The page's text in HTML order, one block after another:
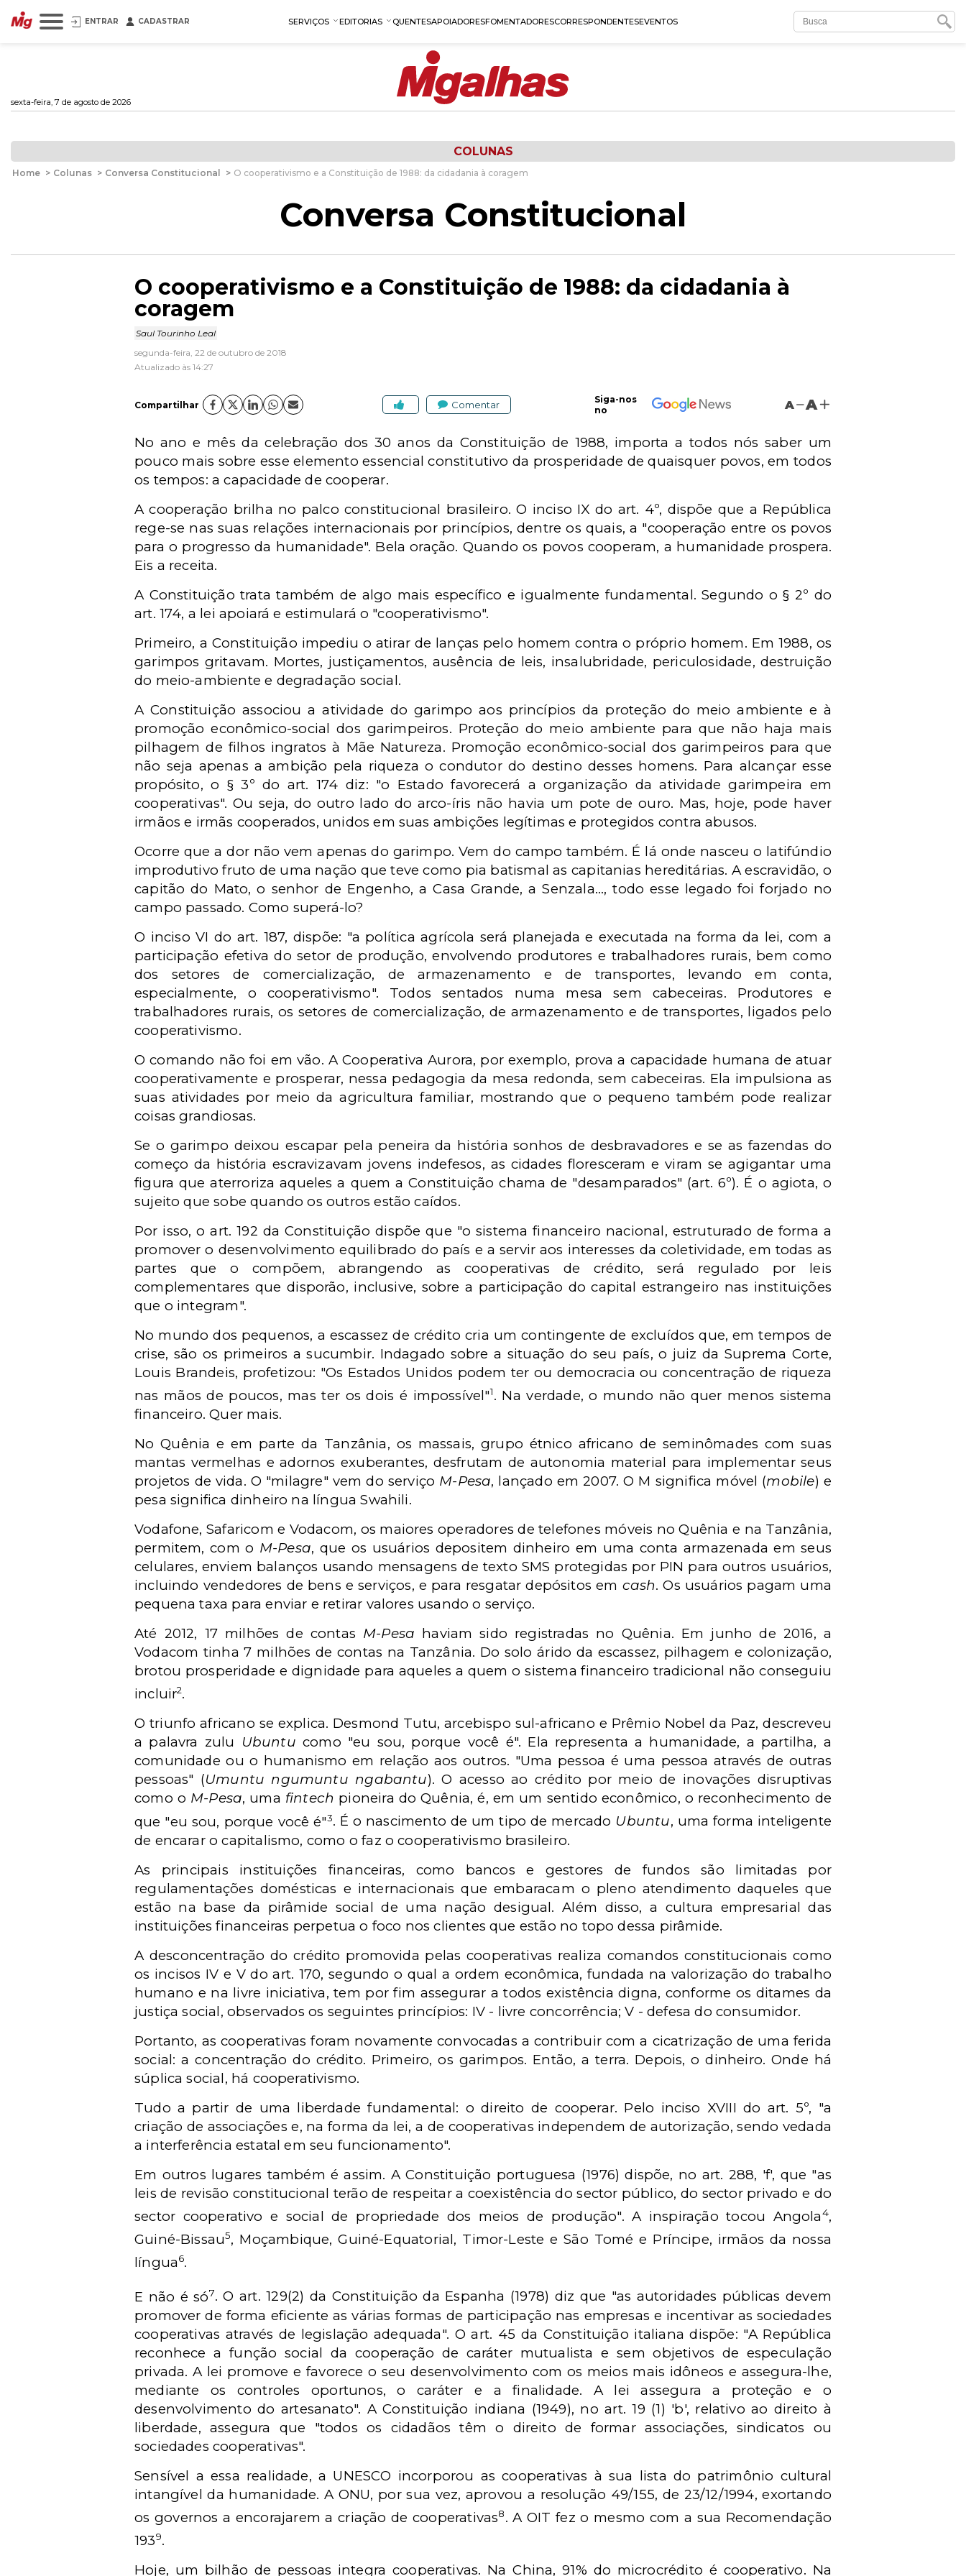
ENTRAR CADASTRAR SERVIÇOS EDITORIAS QUENTESAPOIADORESFOMENTADORESCORRESPONDENTESEVENTOS
sexta-feira, 7 de agosto de 2026
COLUNAS
Home > Colunas > Conversa Constitucional > O cooperativismo e a Constituição de 1988: da cidadania à coragem
Conversa Constitucional
O cooperativismo e a Constituição de 1988: da cidadania à
coragem
Saul Tourinho Leal
segunda-feira, 22 de outubro de 2018
Atualizado às 14:27
Compartilhar Comentar
Siga-nos
no
A A
No ano e mês da celebração dos 30 anos da Constituição de 1988, importa a todos nós saber um
pouco mais sobre esse elemento essencial constitutivo da prosperidade de quaisquer povos, em todos
os tempos: a capacidade de cooperar.
A cooperação brilha no palco constitucional brasileiro. O inciso IX do art. 4º, dispõe que a República
rege-se nas suas relações internacionais por princípios, dentre os quais, a "cooperação entre os povos
para o progresso da humanidade". Bela oração. Quando os povos cooperam, a humanidade prospera.
Eis a receita.
A Constituição trata também de algo mais específico e igualmente fundamental. Segundo o § 2º do
art. 174, a lei apoiará e estimulará o "cooperativismo".
Primeiro, a Constituição impediu o atirar de lanças pelo homem contra o próprio homem. Em 1988, os
garimpos gritavam. Mortes, justiçamentos, ausência de leis, insalubridade, periculosidade, destruição
do meio-ambiente e degradação social.
A Constituição associou a atividade do garimpo aos princípios da proteção do meio ambiente e à
promoção econômico-social dos garimpeiros. Proteção do meio ambiente para que não haja mais
pilhagem de filhos ingratos à Mãe Natureza. Promoção econômico-social dos garimpeiros para que
não seja apenas a ambição pela riqueza o condutor do destino desses homens. Para alcançar esse
propósito, o § 3º do art. 174 diz: "o Estado favorecerá a organização da atividade garimpeira em
cooperativas". Ou seja, do outro lado do arco-íris não havia um pote de ouro. Mas, hoje, pode haver
irmãos e irmãs cooperados, unidos em suas ambições legítimas e protegidos contra abusos.
Ocorre que a dor não vem apenas do garimpo. Vem do campo também. É lá onde nasceu o latifúndio
improdutivo fruto de uma nação que teve como pia batismal as capitanias hereditárias. A escravidão, o
capitão do Mato, o senhor de Engenho, a Casa Grande, a Senzala..., todo esse legado foi forjado no
campo passado. Como superá-lo?
O inciso VI do art. 187, dispõe: "a política agrícola será planejada e executada na forma da lei, com a
participação efetiva do setor de produção, envolvendo produtores e trabalhadores rurais, bem como
dos setores de comercialização, de armazenamento e de transportes, levando em conta,
especialmente, o cooperativismo". Todos sentados numa mesa sem cabeceiras. Produtores e
trabalhadores rurais, os setores de comercialização, de armazenamento e de transportes, ligados pelo
cooperativismo.
O comando não foi em vão. A Cooperativa Aurora, por exemplo, prova a capacidade humana de atuar
cooperativamente e prosperar, nessa pedagogia da mesa redonda, sem cabeceiras. Ela impulsiona as
suas atividades por meio da agricultura familiar, mostrando que o pequeno também pode realizar
coisas grandiosas.
Se o garimpo deixou escapar pela peneira da história sonhos de desbravadores e se as fazendas do
começo da história escravizavam jovens indefesos, as cidades floresceram e viram se agigantar uma
figura que aterroriza aqueles a quem a Constituição chama de "desamparados" (art. 6º). É o agiota, o
sujeito que sobe quando os outros estão caídos.
Por isso, o art. 192 da Constituição dispõe que "o sistema financeiro nacional, estruturado de forma a
promover o desenvolvimento equilibrado do país e a servir aos interesses da coletividade, em todas as
partes que o compõem, abrangendo as cooperativas de crédito, será regulado por leis
complementares que disporão, inclusive, sobre a participação do capital estrangeiro nas instituições
que o integram".
No mundo dos pequenos, a escassez de crédito cria um contingente de excluídos que, em tempos de
crise, são os primeiros a sucumbir. Indagado sobre a situação do seu país, o juiz da Suprema Corte,
Louis Brandeis, profetizou: "Os Estados Unidos podem ter ou democracia ou concentração de riqueza
nas mãos de poucos, mas ter os dois é impossível"1. Na verdade, o mundo não quer menos sistema
financeiro. Quer mais.
No Quênia e em parte da Tanzânia, os massais, grupo étnico africano de seminômades com suas
mantas vermelhas e adornos exuberantes, desfrutam de autonomia material para implementar seus
projetos de vida. O "milagre" vem do serviço M-Pesa, lançado em 2007. O M significa móvel (mobile) e
pesa significa dinheiro na língua Swahili.
Vodafone, Safaricom e Vodacom, os maiores operadores de telefones móveis no Quênia e na Tanzânia,
permitem, com o M-Pesa, que os usuários depositem dinheiro em uma conta armazenada em seus
celulares, enviem balanços usando mensagens de texto SMS protegidas por PIN para outros usuários,
incluindo vendedores de bens e serviços, e para resgatar depósitos em cash. Os usuários pagam uma
pequena taxa para enviar e retirar valores usando o serviço.
Até 2012, 17 milhões de contas M-Pesa haviam sido registradas no Quênia. Em junho de 2016, a
Vodacom tinha 7 milhões de contas na Tanzânia. Do solo árido da escassez, pilhagem e colonização,
brotou prosperidade e dignidade para aqueles a quem o sistema financeiro tradicional não conseguiu
incluir2.
O triunfo africano se explica. Desmond Tutu, arcebispo sul-africano e Prêmio Nobel da Paz, descreveu
a palavra zulu Ubuntu como "eu sou, porque você é". Ela representa a humanidade, a partilha, a
comunidade ou o humanismo em relação aos outros. "Uma pessoa é uma pessoa através de outras
pessoas" (Umuntu ngumuntu ngabantu). O acesso ao crédito por meio de inovações disruptivas
como o M-Pesa, uma fintech pioneira do Quênia, é, em um sentido econômico, o reconhecimento de
que "eu sou, porque você é"3. É o nascimento de um tipo de mercado Ubuntu, uma forma inteligente
de encarar o capitalismo, como o faz o cooperativismo brasileiro.
As principais instituições financeiras, como bancos e gestores de fundos são limitadas por
regulamentações domésticas e internacionais que embaracam o pleno atendimento daqueles que
estão na base da pirâmide social de uma nação desigual. Além disso, a cultura empresarial das
instituições financeiras perpetua o foco nos clientes que estão no topo dessa pirâmide.
A desconcentração do crédito promovida pelas cooperativas realiza comandos constitucionais como
os incisos IV e V do art. 170, segundo o qual a ordem econômica, fundada na valorização do trabalho
humano e na livre iniciativa, tem por fim assegurar a todos existência digna, conforme os ditames da
justiça social, observados os seguintes princípios: IV - livre concorrência; V - defesa do consumidor.
Portanto, as cooperativas foram novamente convocadas a contribuir com a cicatrização de uma ferida
social: a concentração do crédito. Primeiro, os garimpos. Então, a terra. Depois, o dinheiro. Onde há
súplica social, há cooperativismo.
Tudo a partir de uma liberdade fundamental: o direito de cooperar. Pelo inciso XVIII do art. 5º, "a
criação de associações e, na forma da lei, a de cooperativas independem de autorização, sendo vedada
a interferência estatal em seu funcionamento".
Em outros lugares também é assim. A Constituição portuguesa (1976) dispõe, no art. 288, 'f', que "as
leis de revisão constitucional terão de respeitar a coexistência do sector público, do sector privado e do
sector cooperativo e social de propriedade dos meios de produção". A inspiração tocou Angola4,
Guiné-Bissau5, Moçambique, Guiné-Equatorial, Timor-Leste e São Tomé e Príncipe, irmãos da nossa
língua6.
E não é só7. O art. 129(2) da Constituição da Espanha (1978) diz que "as autoridades públicas devem
promover de forma eficiente as várias formas de participação nas empresas e incentivar as sociedades
cooperativas através de legislação adequada". O art. 45 da Constituição italiana dispõe: "A República
reconhece a função social da cooperação de caráter mutualista e sem objetivos de especulação
privada. A lei promove e favorece o seu desenvolvimento com os meios mais idôneos e assegura-lhe,
mediante os controles oportunos, o caráter e a finalidade. A lei assegura a proteção e o
desenvolvimento do artesanato". A Constituição indiana (1949), no art. 19 (1) 'b', relativo ao direito à
liberdade, assegura que "todos os cidadãos têm o direito de formar associações, sindicatos ou
sociedades cooperativas".
Sensível a essa realidade, a UNESCO incorporou as cooperativas à sua lista do patrimônio cultural
intangível da humanidade. A ONU, por sua vez, aprovou a resolução 49/155, de 23/12/1994, exortando
os governos a encorajarem a criação de cooperativas8. A OIT fez o mesmo com a sua Recomendação
1939.
Hoje, um bilhão de pessoas integra cooperativas. Na China, 91% do microcrédito é cooperativo. Na